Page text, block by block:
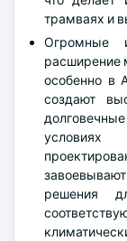
трамваях и
Огромные
расширение
особенно в
создают
решения